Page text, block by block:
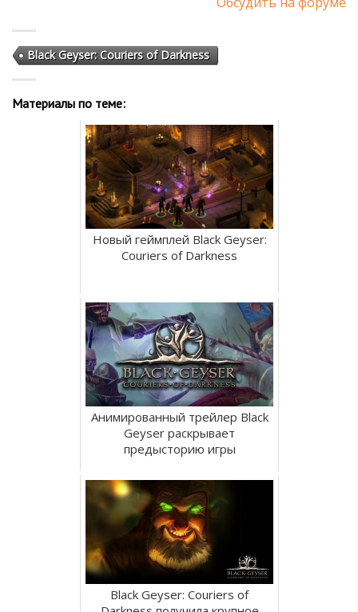
Black Geyser: Couriers of Darkness
Материалы по теме:
Новый геймплей Black Geyser:
Couriers of Darkness
Анимированный трейлер Black
Geyser раскрывает
предысторию игры
Black Geyser: Couriers of